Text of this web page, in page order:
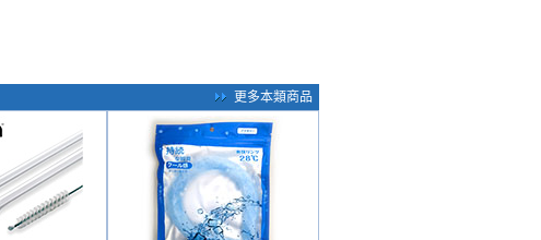
更多本類商品